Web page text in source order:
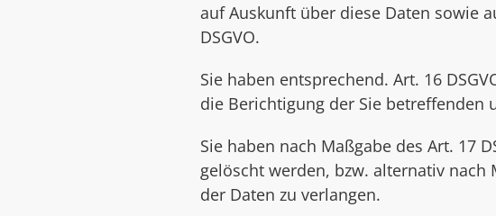
auf Auskunft über diese Daten sowie
DSGVO.
Sie haben entsprechend. Art. 16
die Berichtigung der Sie betreffenden
Sie haben nach Maßgabe des Art. 17
gelöscht werden, bzw. alternativ nach
der Daten zu verlangen.